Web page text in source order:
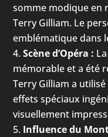
somme modique en
Terry Gilliam. Le
emblématique dans
Scène d’Opéra :
mémorable et a été
Terry Gilliam a
effets spéciaux
visuellement
Influence du